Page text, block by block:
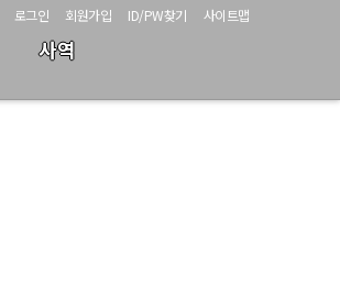
사역
로그인 회원가입 ID/PW찾기 사이트맵